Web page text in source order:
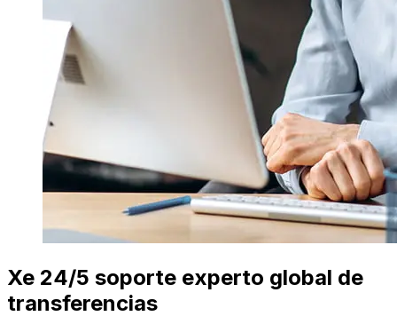
Xe 24/5 soporte experto global de
transferencias